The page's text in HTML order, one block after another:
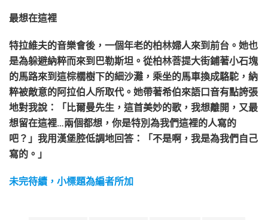
最想在這裡
特拉維夫的音樂會後，一個年老的柏林婦人來到前台。她也
是為躲避納粹而來到巴勒斯坦。從柏林菩提大街鋪著小石塊
的馬路來到這棕櫚樹下的細沙灘，乘坐的馬車換成駱駝，納
粹被敵意的阿拉伯人所取代。她帶著希伯來語口音有點誇張
地對我說：「比爾曼先生，這首美妙的歌，我想離開，又最
想留在這裡…兩個都想，你是特別為我們這裡的人寫的
吧？」我用漢堡腔低調地回答：「不是啊，我是為我們自己
寫的。」
未完待續，小標題為編者所加